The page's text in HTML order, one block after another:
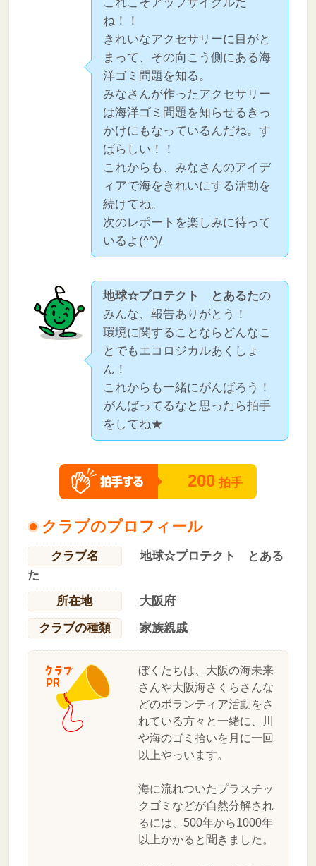
ね！！
きれいなアクセサリーに目がと
まって、その向こう側にある海
洋ゴミ問題を知る。
みなさんが作ったアクセサリー
は海洋ゴミ問題を知らせるきっ
かけにもなっているんだね。す
ばらしい！！
これからも、みなさんのアイデ
ィアで海をきれいにする活動を
続けてね。
次のレポートを楽しみに待って
いるよ(^^)/
地球☆プロテクト とあるたの
みんな、報告ありがとう！
環境に関することならどんなこ
とでもエコロジカルあくしょ
ん！
これからも一緒にがんばろう！
がんばってるなと思ったら拍手
をしてね★
200 拍手
クラブのプロフィール
クラブ名
地球☆プロテクト とある
た
所在地
大阪府
クラブの種類
家族親戚
ぼくたちは、大阪の海未来
さんや大阪海さくらさんな
どのボランティア活動をさ
れている方々と一緒に、川
や海のゴミ拾いを月に一回
以上やっいます。
海に流れついたプラスチッ
クゴミなどが自然分解され
るには、500年から1000年
以上かかると聞きました。